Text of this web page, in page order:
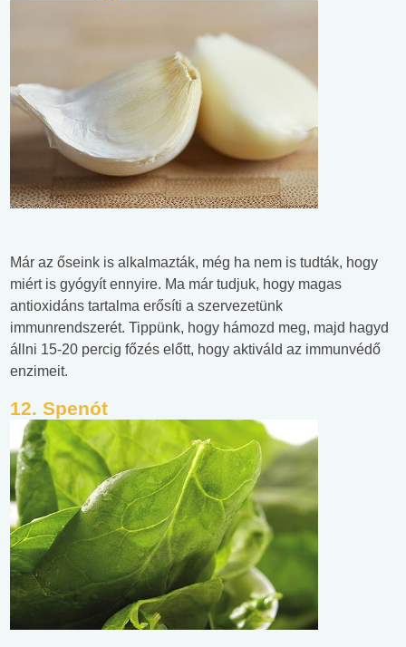
Már az őseink is alkalmazták, még ha nem is tudták, hogy
miért is gyógyít ennyire. Ma már tudjuk, hogy magas
antioxidáns tartalma erősíti a szervezetünk
immunrendszerét. Tippünk, hogy hámozd meg, majd hagyd
állni 15-20 percig főzés előtt, hogy aktiváld az immunvédő
enzimeit.
12. Spenót